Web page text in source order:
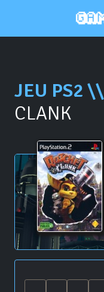
JEU PS2 \\
CLANK